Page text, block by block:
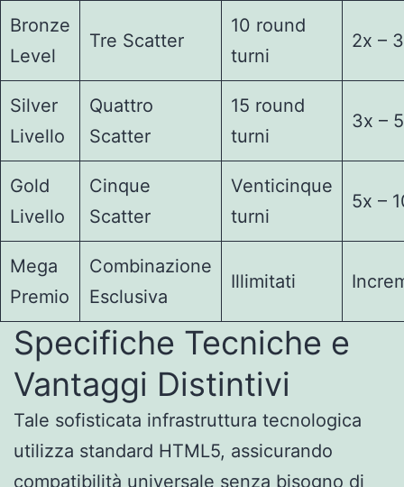
Bronze
Level
Tre Scatter
10 round
turni
2x –
Silver
Livello
Quattro
Scatter
15 round
turni
3x –
Gold
Livello
Cinque
Scatter
Venticinque
turni
5x –
Mega
Premio
Combinazione
Esclusiva
Illimitati
Specifiche Tecniche e
Vantaggi Distintivi
Tale sofisticata infrastruttura tecnologica
utilizza standard HTML5, assicurando
compatibilità universale senza bisogno di